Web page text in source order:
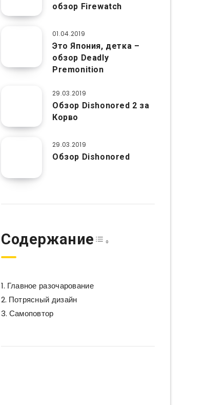
обзор Firewatch
01.04.2019
Это Япония, детка –
обзор Deadly
Premonition
29.03.2019
Обзор Dishonored 2 за
Корво
29.03.2019
Обзор Dishonored
СодержаниеToggle Table of
Главное разочарование
Потрясный дизайн
Самоповтор